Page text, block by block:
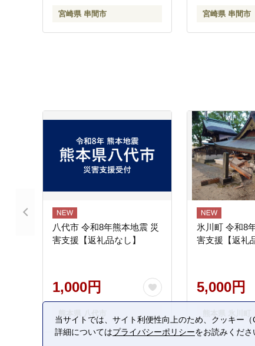
宮崎県 串間市 宮崎県 串間市
八代市 令和8年熊本地震 災
害支援【返礼品なし】
1,000円
氷川町 令和8
害支援【返礼
5,000円
当サイトでは、サイト利便性向上のため、クッキー
詳細についてはプライバシーポリシーをお読みくださ